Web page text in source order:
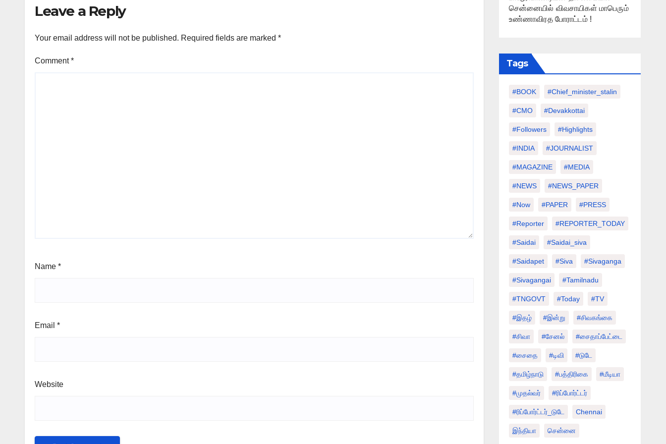
Leave a Reply
Your email address will not be published. Required fields are marked *
Comment*
Name *
Email *
Website
சென்னையில் விவசாயிகள் மாபெரும்
உண்ணாவிரத போராட்டம் !
Tags
#BOOK #chief_minister_stalin
#CMO #devakkottai
#followers #highlights
#INDIA #JOURNALIST
#MAGAZINE #MEDIA
#NEWS #NEWS_PAPER
#Now #PAPER #PRESS
#Reporter #REPORTER_TODAY
#saidai #saidai_siva
#saidapet #Siva #Sivaganga
#sivagangai #tamilnadu
#TNGOVT #today #TV
#இதழ் #இன்று #சிவகங்கை
#சிவா #சேனல் #சைதாப்பேட்டை
#சைதை #டிவி #டுடே
#தமிழ்நாடு #பத்திரிகை #மீடியா
#முதல்வர் #ரிப்போர்ட்டர்
#ரிப்போர்ட்டர்_டுடே Chennai
இந்தியா சென்னை